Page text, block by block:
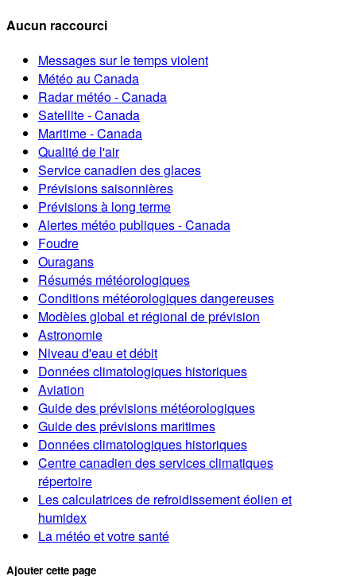
Aucun raccourci
Messages sur le temps violent
Météo au Canada
Radar météo - Canada
Satellite - Canada
Maritime - Canada
Qualité de l'air
Service canadien des glaces
Prévisions saisonnières
Prévisions à long terme
Alertes météo publiques - Canada
Foudre
Ouragans
Résumés météorologiques
Conditions météorologiques dangereuses
Modèles global et régional de prévision
Astronomie
Niveau d'eau et débit
Données climatologiques historiques
Aviation
Guide des prévisions météorologiques
Guide des prévisions maritimes
Données climatologiques historiques
Centre canadien des services climatiques
répertoire
Les calculatrices de refroidissement éolien et
humidex
La météo et votre santé
Ajouter cette page